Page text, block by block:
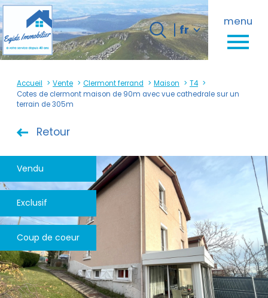
menu
Langue
fr
Accueil
0 Langue
fr
Accueil Vente Clermont ferrand Maison
T4
Cotes de clermont maison de 90m avec vue cathedrale sur un
terrain de 305m
Retour
Vendu
Exclusif
Coup de coeur